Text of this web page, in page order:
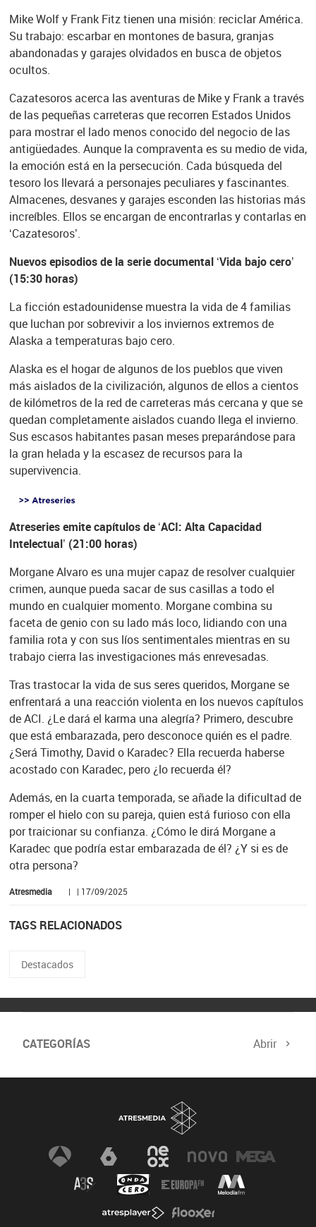
Mike Wolf y Frank Fitz tienen una misión: reciclar América.
Su trabajo: escarbar en montones de basura, granjas
abandonadas y garajes olvidados en busca de objetos
ocultos.
Cazatesoros acerca las aventuras de Mike y Frank a través
de las pequeñas carreteras que recorren Estados Unidos
para mostrar el lado menos conocido del negocio de las
antigüedades. Aunque la compraventa es su medio de vida,
la emoción está en la persecución. Cada búsqueda del
tesoro los llevará a personajes peculiares y fascinantes.
Almacenes, desvanes y garajes esconden las historias más
increíbles. Ellos se encargan de encontrarlas y contarlas en
‘Cazatesoros’.
Nuevos episodios de la serie documental ‘Vida bajo cero’
(15:30 horas)
La ficción estadounidense muestra la vida de 4 familias
que luchan por sobrevivir a los inviernos extremos de
Alaska a temperaturas bajo cero.
Alaska es el hogar de algunos de los pueblos que viven
más aislados de la civilización, algunos de ellos a cientos
de kilómetros de la red de carreteras más cercana y que se
quedan completamente aislados cuando llega el invierno.
Sus escasos habitantes pasan meses preparándose para
la gran helada y la escasez de recursos para la
supervivencia.
Atreseries emite capítulos de ‘ACI: Alta Capacidad
Intelectual’ (21:00 horas)
Morgane Alvaro es una mujer capaz de resolver cualquier
crimen, aunque pueda sacar de sus casillas a todo el
mundo en cualquier momento. Morgane combina su
faceta de genio con su lado más loco, lidiando con una
familia rota y con sus líos sentimentales mientras en su
trabajo cierra las investigaciones más enrevesadas.
Tras trastocar la vida de sus seres queridos, Morgane se
enfrentará a una reacción violenta en los nuevos capítulos
de ACI. ¿Le dará el karma una alegría? Primero, descubre
que está embarazada, pero desconoce quién es el padre.
¿Será Timothy, David o Karadec? Ella recuerda haberse
acostado con Karadec, pero ¿lo recuerda él?
Además, en la cuarta temporada, se añade la dificultad de
romper el hielo con su pareja, quien está furioso con ella
por traicionar su confianza. ¿Cómo le dirá Morgane a
Karadec que podría estar embarazada de él? ¿Y si es de
otra persona?
Atresmedia | | 17/09/2025
TAGS RELACIONADOS
Destacados
CATEGORÍAS Abrir